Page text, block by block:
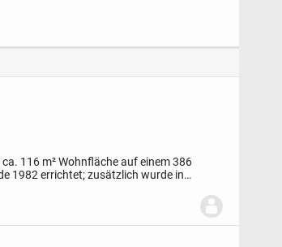
116 m² Wohnfläche auf einem 386
1982 errichtet; zusätzlich wurde in